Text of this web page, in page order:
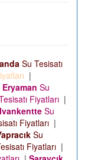
Su Tesisatı
|
Eryaman Su
Fiyatları |
Su
Fiyatları |
Su
Fiyatları |